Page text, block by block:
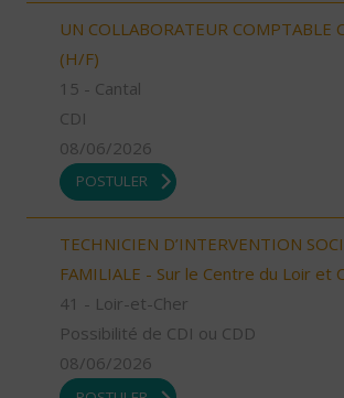
UN COLLABORATEUR COMPTABLE
(H/F)
15 - Cantal
CDI
08/06/2026
POSTULER
TECHNICIEN D’INTERVENTION
FAMILIALE - Sur le Centre du Loir et
41 - Loir-et-Cher
Possibilité de CDI ou CDD
08/06/2026